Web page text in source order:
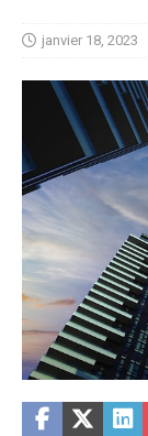
janvier 18, 2023